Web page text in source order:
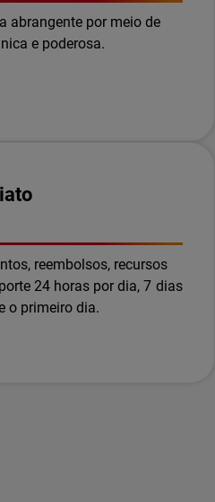
abrangente por meio de
e poderosa.
reembolsos, recursos
24 horas por dia, 7 dias
o primeiro dia.